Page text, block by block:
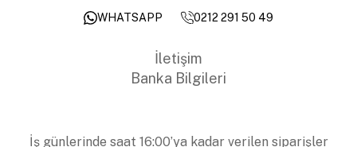
WHATSAPP
0212 291 50 49
İletişim
Banka Bilgileri
İş günlerinde saat 16:00’ya kadar verilen siparişler